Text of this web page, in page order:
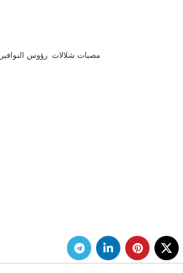
مصبات شلالات رؤوس النوافير